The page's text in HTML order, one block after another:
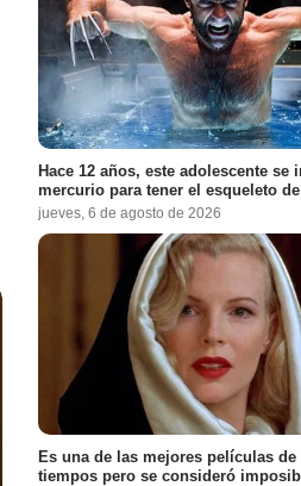
Hace 12 años, este adolescente se
mercurio para tener el esqueleto
jueves, 6 de agosto de 2026
Es una de las mejores películas
tiempos pero se consideró